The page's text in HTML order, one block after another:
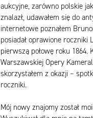
aukcyjne, zarówno polskie
znalazł, udawałem się do
internetowe poznałem
posiadał oprawione roczniki
pierwszą połowę roku 1864.
Warszawskiej Opery
skorzystałem z okazji –
roczniki.
Mój nowy znajomy został